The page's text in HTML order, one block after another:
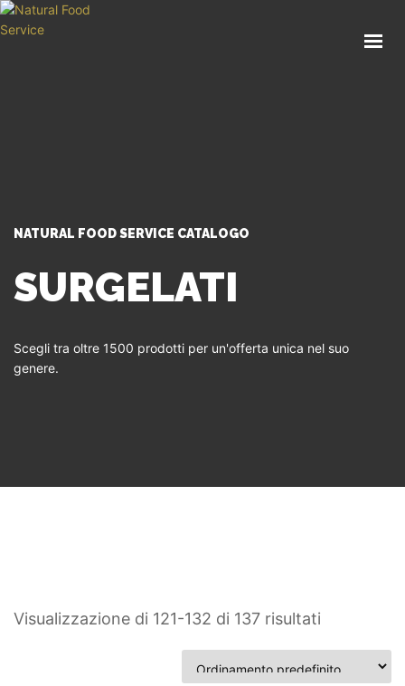
NATURAL FOOD SERVICE CATALOGO
SURGELATI
Scegli tra oltre 1500 prodotti per un'offerta unica nel suo
genere.
Visualizzazione di 121-132 di 137 risultati